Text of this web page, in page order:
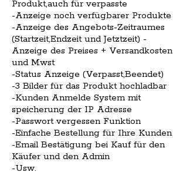
Produkt,auch für verpasste
-Anzeige noch verfügbarer Produkte
-Anzeige des Angebots-Zeitraumes
(Startzeit,Endzeit und Jetztzeit) -
Anzeige des Preises + Versandkosten
und Mwst
-Status Anzeige (Verpasst,Beendet)
-3 Bilder für das Produkt hochladbar
-Kunden Anmelde System mit
speicherung der IP Adresse
-Passwort vergessen Funktion
-Einfache Bestellung für Ihre Kunden
-Email Bestätigung bei Kauf für den
Käufer und den Admin
-Usw.